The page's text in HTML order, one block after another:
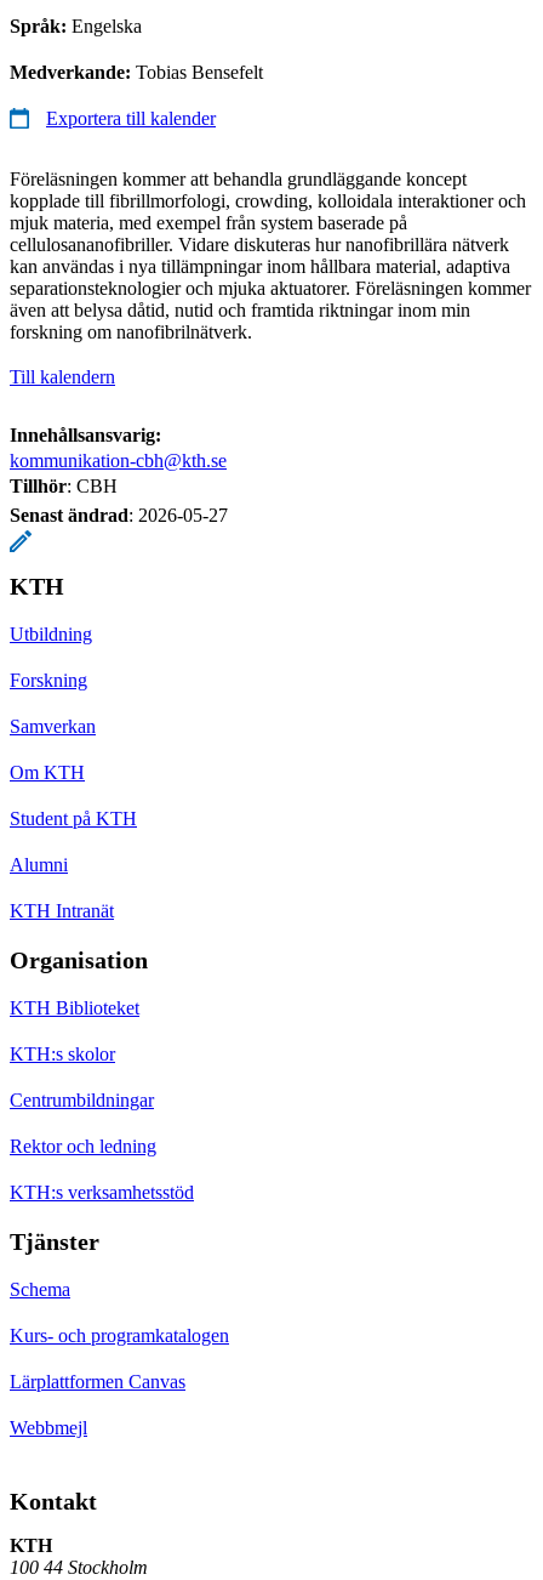
Språk: Engelska
Medverkande: Tobias Bensefelt
Exportera till kalender
Föreläsningen kommer att behandla grundläggande koncept
kopplade till fibrillmorfologi, crowding, kolloidala interaktioner och
mjuk materia, med exempel från system baserade på
cellulosananofibriller. Vidare diskuteras hur nanofibrillära nätverk
kan användas i nya tillämpningar inom hållbara material, adaptiva
separationsteknologier och mjuka aktuatorer. Föreläsningen kommer
även att belysa dåtid, nutid och framtida riktningar inom min
forskning om nanofibrilnätverk.
Till kalendern
Innehållsansvarig:
kommunikation-cbh@kth.se
Tillhör: CBH
Senast ändrad: 2026-05-27
KTH
Utbildning
Forskning
Samverkan
Om KTH
Student på KTH
Alumni
KTH Intranät
Organisation
KTH Biblioteket
KTH:s skolor
Centrumbildningar
Rektor och ledning
KTH:s verksamhetsstöd
Tjänster
Schema
Kurs- och programkatalogen
Lärplattformen Canvas
Webbmejl
Kontakt
KTH
100 44 Stockholm